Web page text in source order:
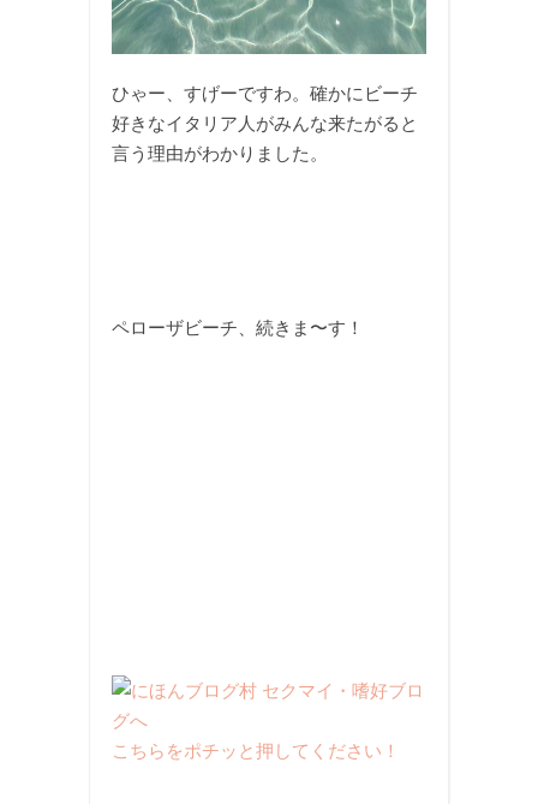
ひゃー、すげーですわ。確かにビーチ
好きなイタリア人がみんな来たがると
言う理由がわかりました。
ペローザビーチ、続きま〜す！
こちらをポチッと押してください！